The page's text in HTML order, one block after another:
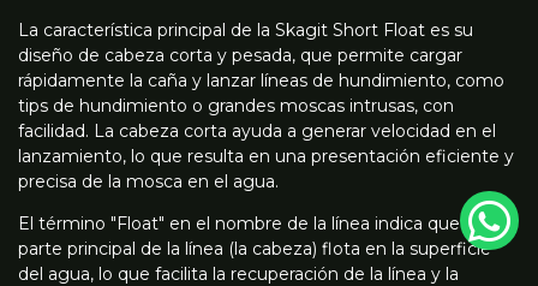
La característica principal de la Skagit Short Float es su
diseño de cabeza corta y pesada, que permite cargar
rápidamente la caña y lanzar líneas de hundimiento, como
tips de hundimiento o grandes moscas intrusas, con
facilidad. La cabeza corta ayuda a generar velocidad en el
lanzamiento, lo que resulta en una presentación eficiente y
precisa de la mosca en el agua.
El término "Float" en el nombre de la línea indica que la
parte principal de la línea (la cabeza) flota en la superficie
del agua, lo que facilita la recuperación de la línea y la